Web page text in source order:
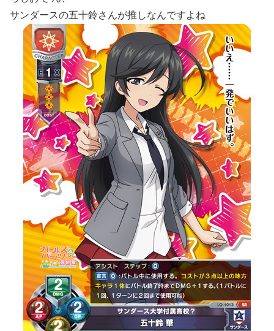
サンダースの五十鈴さんが推しなんですよね